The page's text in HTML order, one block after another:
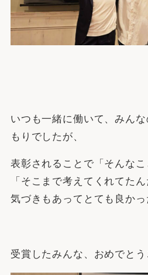
いつも一緒に働いて、みん
もりでしたが、
表彰されることで「そんなこ
「そこまで考えてくれてた
気づきもあってとても良かっ
受賞したみんな、おめでと